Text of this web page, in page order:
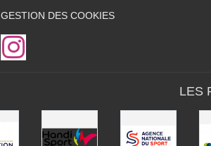
GESTION DES COOKIES
LES